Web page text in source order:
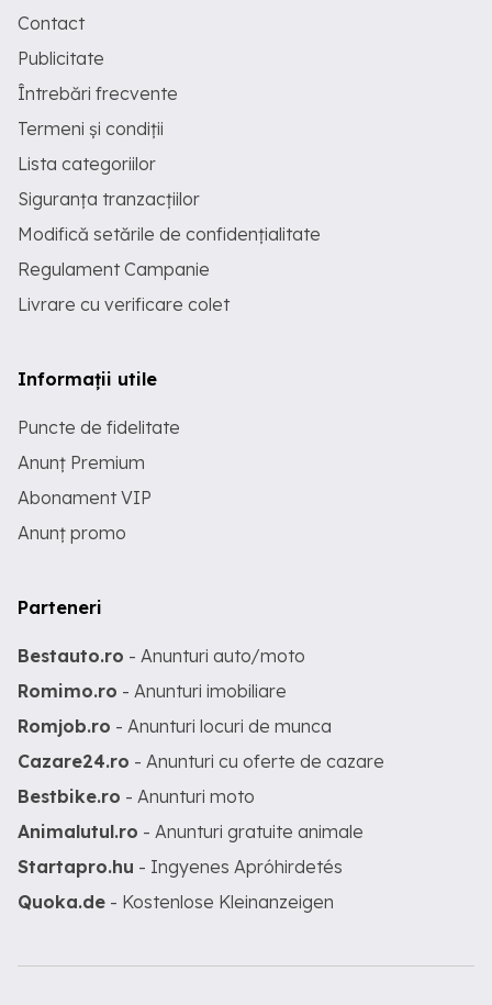
Contact
Publicitate
Întrebări frecvente
Termeni și condiții
Lista categoriilor
Siguranța tranzacțiilor
Modifică setările de confidențialitate
Regulament Campanie
Livrare cu verificare colet
Informații utile
Puncte de fidelitate
Anunț Premium
Abonament VIP
Anunț promo
Parteneri
Bestauto.ro - Anunturi auto/moto
Romimo.ro - Anunturi imobiliare
Romjob.ro - Anunturi locuri de munca
Cazare24.ro - Anunturi cu oferte de cazare
Bestbike.ro - Anunturi moto
Animalutul.ro - Anunturi gratuite animale
Startapro.hu - Ingyenes Apróhirdetés
Quoka.de - Kostenlose Kleinanzeigen